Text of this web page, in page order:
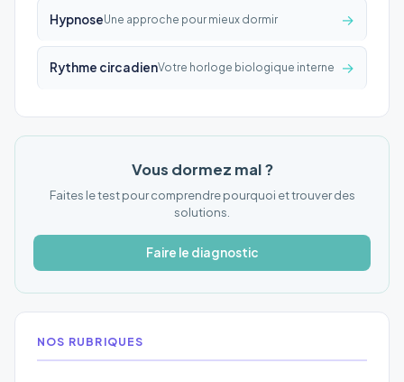
HypnoseUne approche pour mieux dormir →
Rythme circadienVotre horloge biologique interne →
Vous dormez mal ?
Faites le test pour comprendre pourquoi et trouver des
solutions.
Faire le diagnostic
NOS RUBRIQUES